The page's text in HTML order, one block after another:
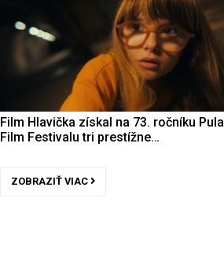
Film Hlavička získal na 73. ročníku Pula
Film Festivalu tri prestížne…
ZOBRAZIŤ VIAC